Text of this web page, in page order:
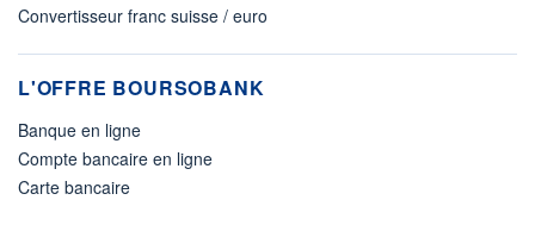
Convertisseur franc suisse / euro
L'OFFRE BOURSOBANK
Banque en ligne
Compte bancaire en ligne
Carte bancaire